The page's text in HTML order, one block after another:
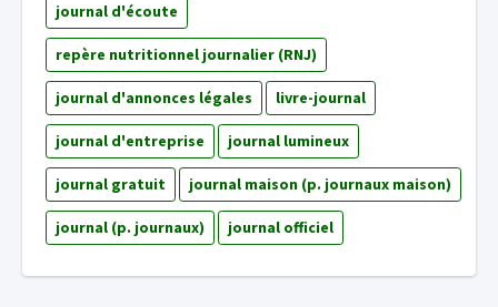
journal d'écoute
repère nutritionnel journalier (RNJ)
journal d'annonces légales livre-journal
journal d'entreprise journal lumineux
journal gratuit journal maison (p. journaux maison)
journal (p. journaux) journal officiel